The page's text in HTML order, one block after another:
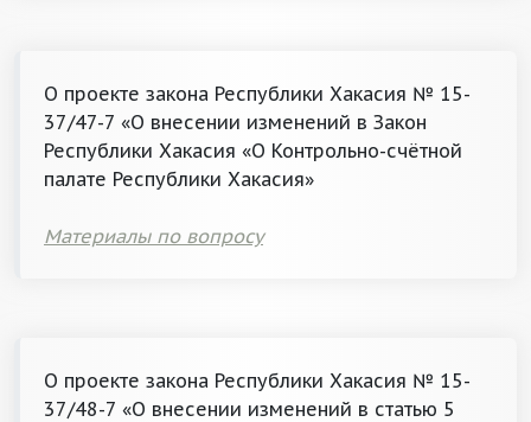
О проекте закона Республики Хакасия № 15-
37/47-7 «О внесении изменений в Закон
Республики Хакасия «О Контрольно-счётной
палате Республики Хакасия»
Материалы по вопросу
О проекте закона Республики Хакасия № 15-
37/48-7 «О внесении изменений в статью 5